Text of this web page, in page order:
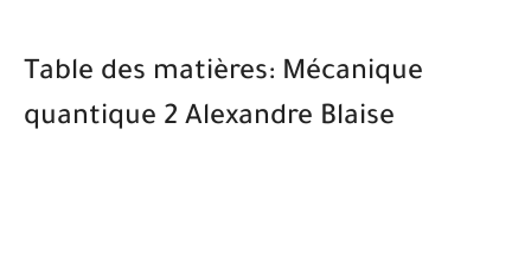
Table des matières: Mécanique
quantique 2 Alexandre Blaise